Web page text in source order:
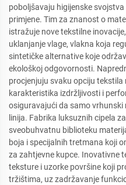
poboljšavaju higijenske
primjene. Tim za znanost o
istražuje nove tekstilne
uklanjanje vlage, vlakna koja
sintetičke alternative koje
ekološkoj odgovornosti.
procjenjuju svaku opciju tekstila
karakteristika izdržljivosti i
osiguravajući da samo
linija. Fabrika luksuznih cipela
sveobuhvatnu biblioteku
boja i specijalnih tretmana koji
za zahtjevne kupce. Inovativne
teksture i uzorke površine koji
tržištima, uz zadržavanje